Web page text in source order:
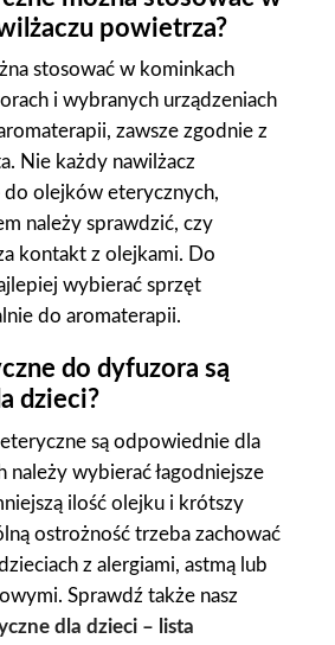
powietrza?
stosować w kominkach
i wybranych urządzeniach
zawsze zgodnie z
Nie każdy nawilżacz
do olejków eterycznych,
należy sprawdzić, czy
kontakt z olejkami. Do
wybierać sprzęt
do aromaterapii.
do dyfuzora są
dzieci?
są odpowiednie dla
należy wybierać łagodniejsze
ilość olejku i krótszy
ostrożność trzeba zachować
z alergiami, astmą lub
Sprawdź także nasz
dla dzieci – lista